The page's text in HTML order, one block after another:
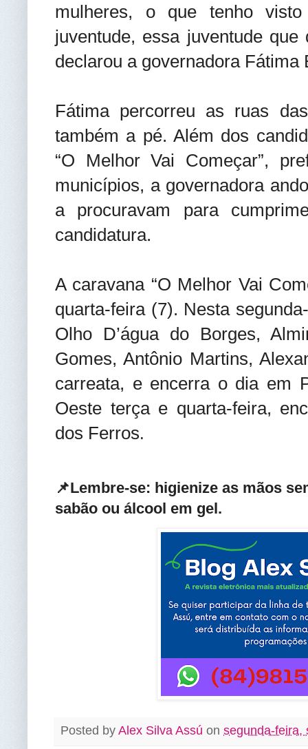
mulheres, o que tenho
juventude, essa juventude
declarou a governadora Fátima
Fátima percorreu as ruas
também a pé. Além dos
“O Melhor Vai Começar”,
municípios, a governadora
a procuravam para
candidatura.
A caravana “O Melhor Vai
quarta-feira (7). Nesta
Olho D’água do Borges,
Gomes, Antônio Martins,
carreata, e encerra o dia em
Oeste terça e quarta-feira,
dos Ferros.
📌Lembre-se: higienize as mãos
sabão ou álcool em gel .
Posted by Alex Silva Assú on segunda-feira,